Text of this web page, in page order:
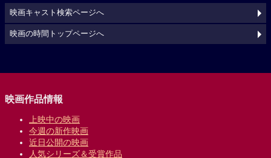
映画キャスト検索ページへ
映画の時間トップページへ
映画作品情報
上映中の映画
今週の新作映画
近日公開の映画
人気シリーズ＆受賞作品